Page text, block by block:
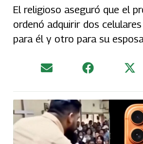
El religioso aseguró que el
ordenó adquirir dos
para él y otro para su